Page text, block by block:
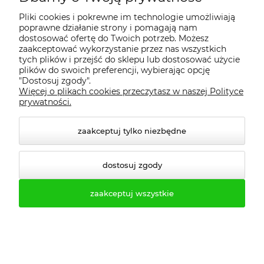
Tel.kom. 500-484-240
Tel.kom. 516-463-483
tel. 61-623-22-83
tel. 61-646-50-81
Pliki cookies i pokrewne im technologie umożliwiają
poprawne działanie strony i pomagają nam
dostosować ofertę do Twoich potrzeb. Możesz
zaakceptować wykorzystanie przez nas wszystkich
tych plików i przejść do sklepu lub dostosować użycie
plików do swoich preferencji, wybierając opcję
"Dostosuj zgody".
Więcej o plikach cookies przeczytasz w naszej Polityce
prywatności.
zaakceptuj tylko niezbędne
dostosuj zgody
zaakceptuj wszystkie